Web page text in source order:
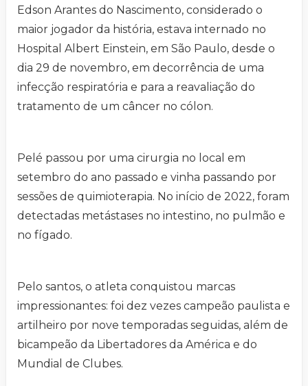
Edson Arantes do Nascimento, considerado o
maior jogador da história, estava internado no
Hospital Albert Einstein, em São Paulo, desde o
dia 29 de novembro, em decorrência de uma
infecção respiratória e para a reavaliação do
tratamento de um câncer no cólon.
Pelé passou por uma cirurgia no local em
setembro do ano passado e vinha passando por
sessões de quimioterapia. No início de 2022, foram
detectadas metástases no intestino, no pulmão e
no fígado.
Pelo santos, o atleta conquistou marcas
impressionantes: foi dez vezes campeão paulista e
artilheiro por nove temporadas seguidas, além de
bicampeão da Libertadores da América e do
Mundial de Clubes.